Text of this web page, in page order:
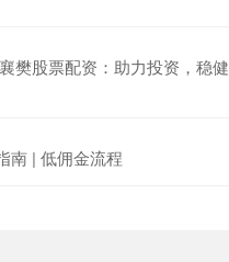
樊股票配资：助力投资，稳健
南 | 低佣金流程